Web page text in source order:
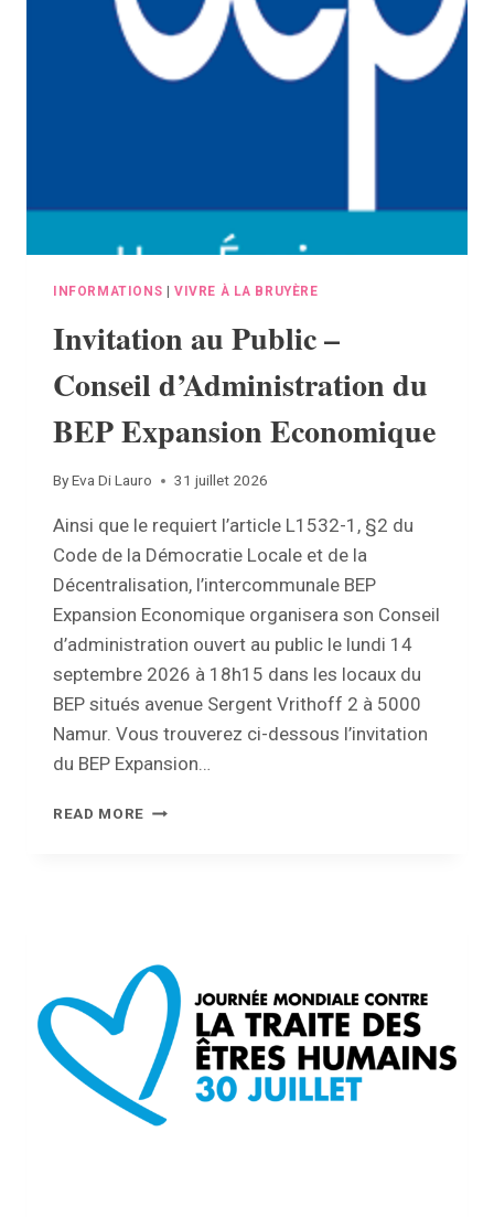
À
IDÉES
LE
INFORMATIONS VIVRE À LA BRUYÈRE
Invitation au Public –
Conseil d’Administration du
BEP Expansion Economique
ByEva Di Lauro 31 juillet 2026
Ainsi que le requiert l’article L1532-1, §2 du
Code de la Démocratie Locale et de la
Décentralisation, l’intercommunale BEP
Expansion Economique organisera son Conseil
d’administration ouvert au public le lundi 14
septembre 2026 à 18h15 dans les locaux du
BEP situés avenue Sergent Vrithoff 2 à 5000
Namur. Vous trouverez ci-dessous l’invitation
du BEP Expansion…
READ MORE INVITATION
BEP
EXPANSION
ECONOMIQUE